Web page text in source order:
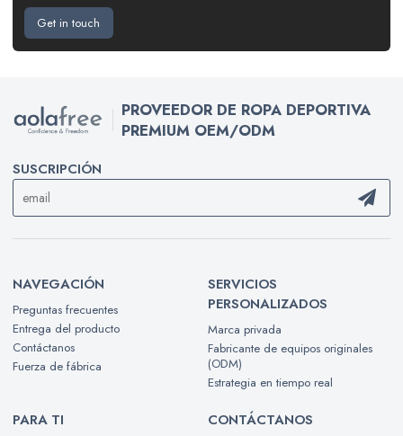
Get in touch
PROVEEDOR DE ROPA DEPORTIVA
PREMIUM OEM/ODM
SUSCRIPCIÓN
NAVEGACIÓN
Preguntas frecuentes
Entrega del producto
Contáctanos
Fuerza de fábrica
SERVICIOS
PERSONALIZADOS
Marca privada
Fabricante de equipos originales
(ODM)
Estrategia en tiempo real
PARA TI CONTÁCTANOS